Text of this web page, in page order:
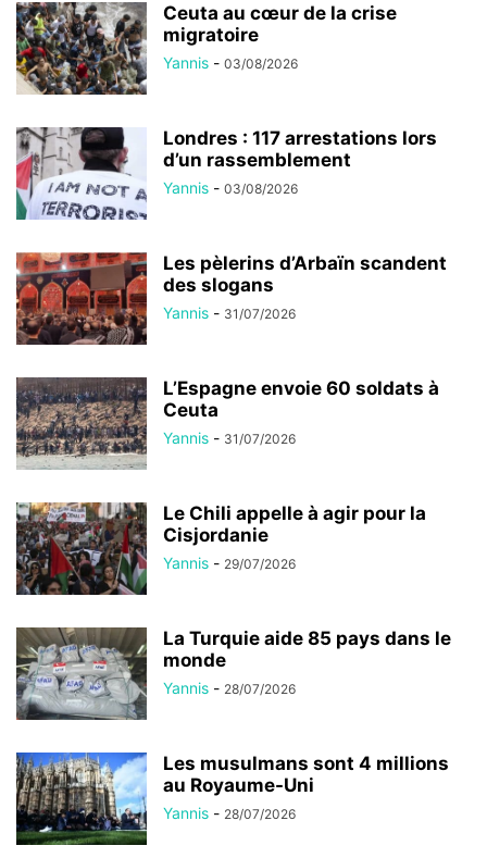
Ceuta au cœur de la crise
migratoire
Yannis - 03/08/2026
Londres : 117 arrestations lors
d’un rassemblement
Yannis - 03/08/2026
Les pèlerins d’Arbaïn scandent
des slogans
Yannis - 31/07/2026
L’Espagne envoie 60 soldats à
Ceuta
Yannis - 31/07/2026
Le Chili appelle à agir pour la
Cisjordanie
Yannis - 29/07/2026
La Turquie aide 85 pays dans le
monde
Yannis - 28/07/2026
Les musulmans sont 4 millions
au Royaume-Uni
Yannis - 28/07/2026